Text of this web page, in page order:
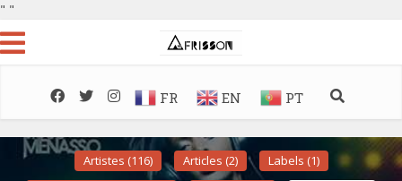
" "
FR EN PT
Artistes (116) Articles (2)
Labels (1)